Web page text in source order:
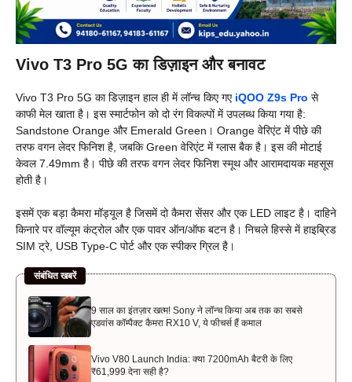
Vivo T3 Pro 5G का डिज़ाइन और बनावट
Vivo T3 Pro 5G का डिज़ाइन हाल ही में लॉन्च किए गएiQOO Z9s Pro से
काफी मेल खाता है। इस स्मार्टफोन को दो रंग विकल्पों में उपलब्ध किया गया है:
Sandstone Orange और Emerald Green। Orange वेरिएंट में पीछे की
तरफ वगन लेदर फिनिश है, जबकि Green वेरिएंट में ग्लास बैक है। इस की मोटाई
केवल 7.49mm है। पीछे की तरफ वगन लेदर फिनिश स्मूथ और आरामदायक महसूस
होती है।
इसमें एक बड़ा कैमरा मॉड्यूल है जिसमें दो कैमरा सेंसर और एक LED लाइट है। दाहिने
किनारे पर वॉल्यूम कंट्रोल और एक पावर ऑन/ऑफ बटन है। निचले हिस्से में हाइब्रिड
SIM ट्रे, USB Type-C पोर्ट और एक स्पीकर ग्रिल है।
संबंधित खबरें
9 साल का इंतज़ार खत्म! Sony ने लॉन्च किया अब तक का सबसे
एडवांस कॉम्पैक्ट कैमरा RX10 V, ये फीचर्स हैं कमाल
Vivo V80 Launch India: क्या 7200mAh बैटरी के लिए
₹61,999 देना सही है?